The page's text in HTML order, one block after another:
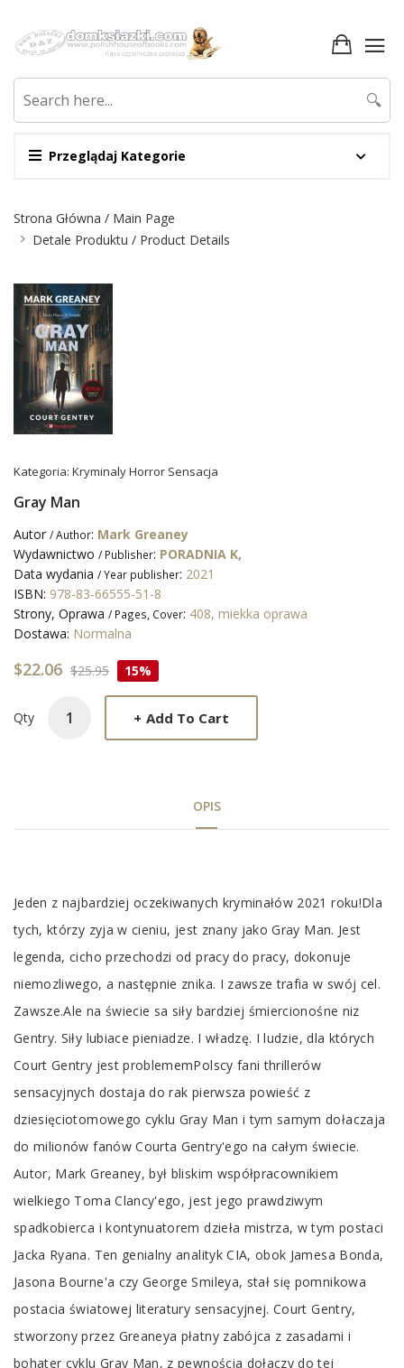
Przeglądaj Kategorie
🔍
Strona Główna / Main Page
Detale Produktu / Product Details
Kategoria: Kryminaly Horror Sensacja
Gray Man
Autor / Author: Mark Greaney
Wydawnictwo / Publisher: PORADNIA K,
Data wydania / Year publisher: 2021
ISBN: 978-83-66555-51-8
Strony, Oprawa / Pages, Cover: 408, miekka oprawa
Dostawa: Normalna
$22.06 $25.95 15%
Qty + Add To Cart
OPIS
Tab
Article
Jeden z najbardziej oczekiwanych kryminałów 2021 roku!Dla
tych, którzy zyja w cieniu, jest znany jako Gray Man. Jest
legenda, cicho przechodzi od pracy do pracy, dokonuje
niemozliwego, a następnie znika. I zawsze trafia w swój cel.
Zawsze.Ale na świecie sa siły bardziej śmiercionośne niz
Gentry. Siły lubiace pieniadze. I władzę. I ludzie, dla których
Court Gentry jest problememPolscy fani thrillerów
sensacyjnych dostaja do rak pierwsza powieść z
dziesięciotomowego cyklu Gray Man i tym samym dołaczaja
do milionów fanów Courta Gentry'ego na całym świecie.
Autor, Mark Greaney, był bliskim współpracownikiem
wielkiego Toma Clancy'ego, jest jego prawdziwym
spadkobierca i kontynuatorem dzieła mistrza, w tym postaci
Jacka Ryana. Ten genialny analityk CIA, obok Jamesa Bonda,
Jasona Bourne'a czy George Smileya, stał się pomnikowa
postacia światowej literatury sensacyjnej. Court Gentry,
stworzony przez Greaneya płatny zabójca z zasadami i
bohater cyklu Gray Man, z pewnościa dołaczy do tej